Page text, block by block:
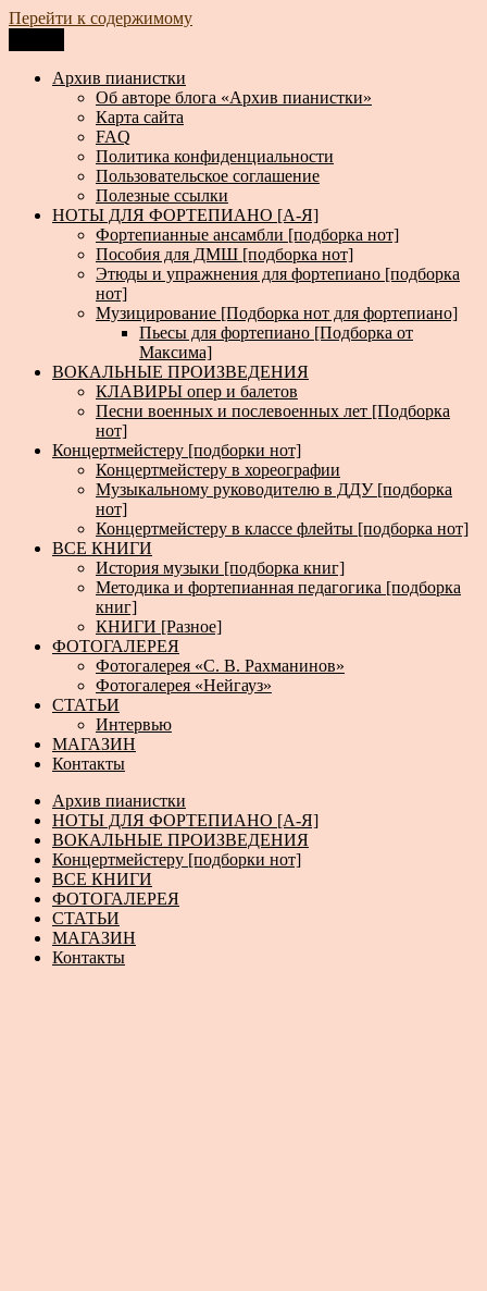
Перейти к содержимому
Архив пианистки
Всё для пианистов: ноты, книги, музыка, статьи…
Архив пианистки
Об авторе блога «Архив пианистки»
Карта сайта
FAQ
Политика конфиденциальности
Пользовательское соглашение
Полезные ссылки
НОТЫ ДЛЯ ФОРТЕПИАНО [А-Я]
Фортепианные ансамбли [подборка нот]
Пособия для ДМШ [подборка нот]
Этюды и упражнения для фортепиано [подборка
нот]
Музицирование [Подборка нот для фортепиано]
Пьесы для фортепиано [Подборка от
Максима]
ВОКАЛЬНЫЕ ПРОИЗВЕДЕНИЯ
КЛАВИРЫ опер и балетов
Песни военных и послевоенных лет [Подборка
нот]
Концертмейстеру [подборки нот]
Концертмейстеру в хореографии
Музыкальному руководителю в ДДУ [подборка
нот]
Концертмейстеру в классе флейты [подборка нот]
ВСЕ КНИГИ
История музыки [подборка книг]
Методика и фортепианная педагогика [подборка
книг]
КНИГИ [Разное]
ФОТОГАЛЕРЕЯ
Фотогалерея «С. В. Рахманинов»
Фотогалерея «Нейгауз»
СТАТЬИ
Интервью
МАГАЗИН
Контакты
Архив пианистки
НОТЫ ДЛЯ ФОРТЕПИАНО [А-Я]
ВОКАЛЬНЫЕ ПРОИЗВЕДЕНИЯ
Концертмейстеру [подборки нот]
ВСЕ КНИГИ
ФОТОГАЛЕРЕЯ
СТАТЬИ
МАГАЗИН
Контакты